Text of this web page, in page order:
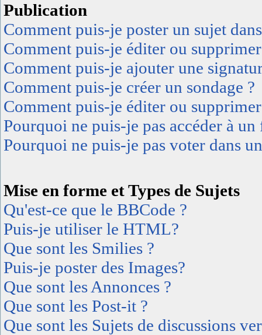
Publication
Comment puis-je poster un sujet
Comment puis-je éditer ou supprimer
Comment puis-je ajouter une
Comment puis-je créer un sondage ?
Comment puis-je éditer ou
Pourquoi ne puis-je pas accéder à
Pourquoi ne puis-je pas voter dans
Mise en forme et Types de Sujets
Qu'est-ce que le BBCode ?
Puis-je utiliser le HTML?
Que sont les Smilies ?
Puis-je poster des Images?
Que sont les Annonces ?
Que sont les Post-it ?
Que sont les Sujets de discussions